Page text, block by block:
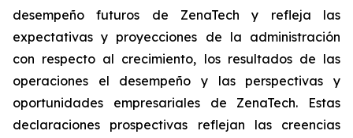
desempeño futuros de ZenaTech y refleja las
expectativas y proyecciones de la administración
con respecto al crecimiento, los resultados de las
operaciones el desempeño y las perspectivas y
oportunidades empresariales de ZenaTech. Estas
declaraciones prospectivas reflejan las creencias